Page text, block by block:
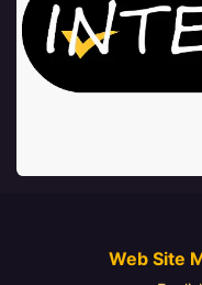
Web Site